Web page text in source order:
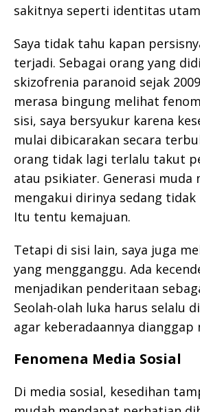
sakitnya seperti identitas
Saya tidak tahu kapan
terjadi. Sebagai orang yang
skizofrenia paranoid sejak
merasa bingung melihat
sisi, saya bersyukur karena
mulai dibicarakan secara
orang tidak lagi terlalu takut
atau psikiater. Generasi muda
mengakui dirinya sedang tidak
Itu tentu kemajuan.
Tetapi di sisi lain, saya juga
yang mengganggu. Ada
menjadikan penderitaan
Seolah-olah luka harus selalu
agar keberadaannya dianggap
Fenomena Media Sosial
Di media sosial, kesedihan